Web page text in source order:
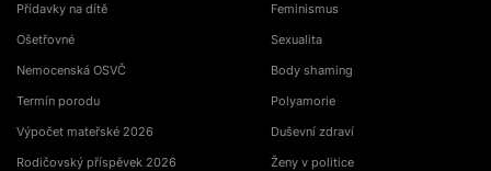
Přídavky na dítě
Ošetřovné
Nemocenská OSVČ
Termín porodu
Výpočet mateřské 2026
Rodičovský příspěvek 2026
Feminismus
Sexualita
Body shaming
Polyamorie
Duševní zdraví
Ženy v politice